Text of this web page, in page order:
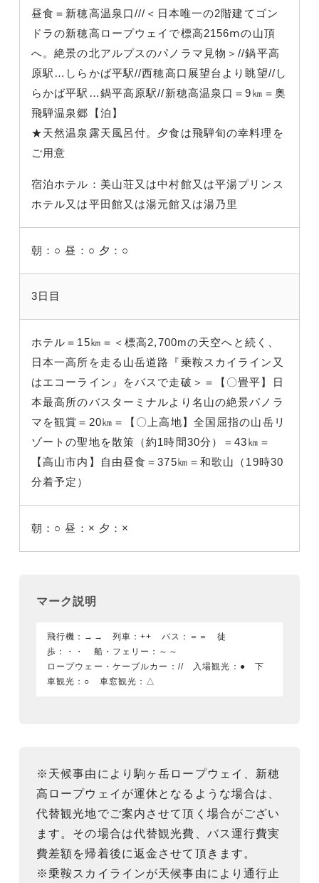
昼食＝新穂高温泉口///＜日本唯一の2階建てゴン
ドラの新穂高ロープウェイで標高2156ⅿの山頂
へ。絶景の北アルプスのパノラマ見物＞//鍋平高
原駅…しらかば平駅//西穂高口展望台より眺望//し
らかば平駅…鍋平高原駅//新穂高温泉口＝9㎞＝奥
飛騨温泉郷【泊】
★天然温泉露天風呂付。夕食は飛騨旬の幸料理を
ご用意
宿泊ホテル：美山荘又は中村館又は平湯プリンス
ホテル又は平田館又は湯元館又は湯乃里
朝：○ 昼：○ 夕：○
3日目
ホテル＝15㎞＝＜標高2,700mの天空へと続く、
日本一高所を走る山岳道路『乗鞍スカイライン又
はエコーライン』をバスで走破＞＝【〇畳平】日
本最高所のバスターミナルより名山の絶景パノラ
マを観賞＝20㎞＝【〇上高地】全国屈指の山岳リ
ゾートの聖地を散策（約1時間30分）＝43㎞＝
【高山市内】自由昼食＝375㎞＝和歌山（19時30
分着予定）
朝：○ 昼：× 夕：×
マーク説明
飛行機：→→ 列車：++ バス：＝＝ 徒
歩：・・ 船・フェリー：～～
ロープウェー・ケーブルカー：// 入場観光：● 下
車観光：○ 車窓観光：△
※天候事由により駒ヶ岳ロープウェイ、新穂
高ロープウェイが運休となるような場合は、
代替観光地でご案内させて頂く場合がござい
ます。その場合は代替観光費、バス運行費実
費差額を帰着後に返金させて頂きます。
※乗鞍スカイラインが天候事由により通行止